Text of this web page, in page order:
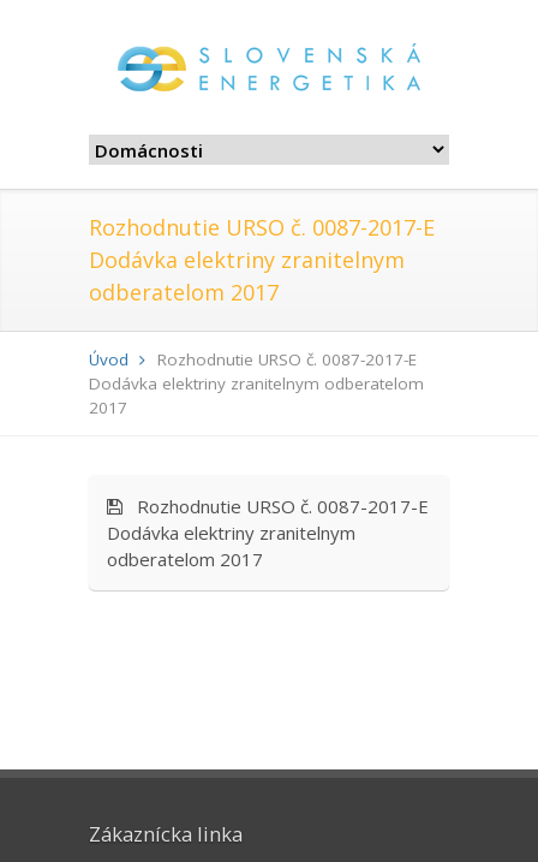
Rozhodnutie URSO č. 0087-2017-E
Dodávka elektriny zranitelnym
odberatelom 2017
Úvod
Rozhodnutie URSO č. 0087-2017-E
Dodávka elektriny zranitelnym odberatelom
2017
Rozhodnutie URSO č. 0087-2017-E
Dodávka elektriny zranitelnym
odberatelom 2017
Zákaznícka linka